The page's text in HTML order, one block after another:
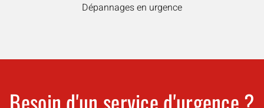
Dépannages en urgence